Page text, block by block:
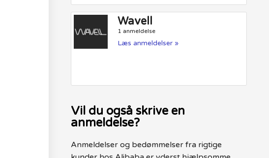
Wavell
1 anmeldelse
Læs anmeldelser »
Vil du også skrive en
anmeldelse?
Anmeldelser og bedømmelser fra rigtige